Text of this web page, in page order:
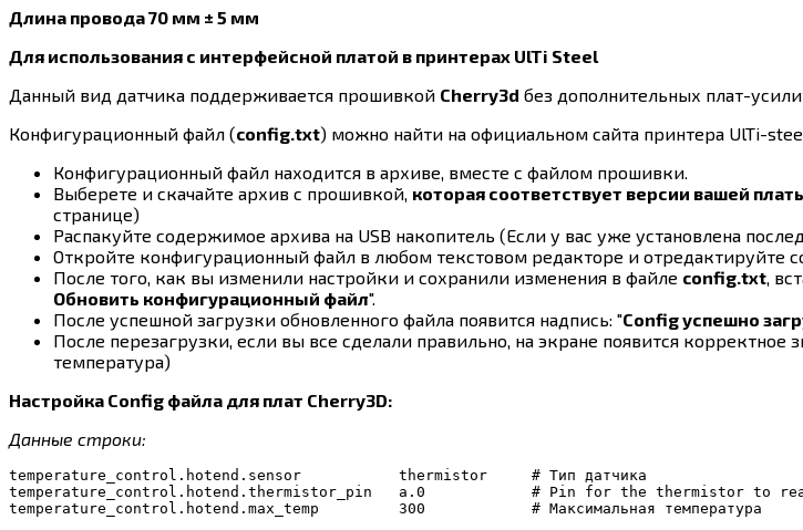
Длина провода 70 мм ± 5 мм
Для использования с интерфейсной платой в принтерах UlTi Steel
Данный вид датчика поддерживается прошивкой Cherry3d без дополнительных плат-
Конфигурационный файл (config.txt) можно найти на официальном сайта принтера UlTi-
Конфигурационный файл находится в архиве, вместе с файлом прошивки.
Выберете и скачайте архив с прошивкой, которая соответствует версии вашей
странице)
Распакуйте содержимое архива на USB накопитель (Если у вас уже установлена
Откройте конфигурационный файл в любом текстовом редакторе и отредактируйте
После того, как вы изменили настройки и сохранили изменения в файле config.txt ,
Обновить конфигурационный файл".
После успешной загрузки обновленного файла появится надпись: "Config успешно
После перезагрузки, если вы все сделали правильно, на экране появится
температура)
Настройка Config файла для плат Cherry3D:
Данные строки:
temperature_control.hotend.sensor           thermistor     # Тип датчика
temperature_control.hotend.thermistor_pin   a.0            # Pin for the thermistor to